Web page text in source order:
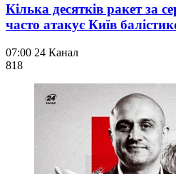
Кілька десятків ракет за
часто атакує Київ
07:00 24 Канал
818